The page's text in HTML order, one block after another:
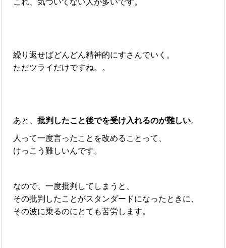
これ、気づいてない人が多いです。
繰り返せばどんどん精神的にすさんでいく。
ただツライだけですね。。
あと、批判したこと後でを受け入れるのが難しい。
人って一度言ったことを改めることって、
けっこう難しいんです。
なので、一度批判してしまうと、
その批判したことがスタンダードになったときに、
その波に乗るのにとても苦労します。